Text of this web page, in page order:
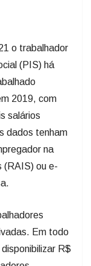
o trabalhador
(PIS) há
2019, com
salários
dados tenham
na
(RAIS) ou e-
Em todo
R$